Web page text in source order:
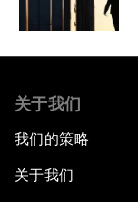
关于我们
我们的策略
关于我们